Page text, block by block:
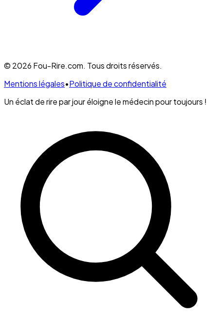
© 2026 Fou-Rire.com. Tous droits réservés.
Mentions légales•Politique de confidentialité
Un éclat de rire par jour éloigne le médecin pour toujours !